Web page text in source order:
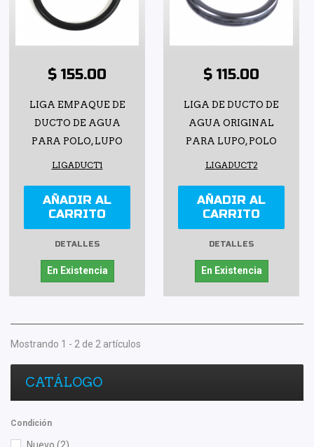
$ 155.00
LIGA EMPAQUE DE
DUCTO DE AGUA
PARA POLO, LUPO
LIGADUCT1
AÑADIR AL
CARRITO
DETALLES
En Existencia
$ 115.00
LIGA DE DUCTO DE
AGUA ORIGINAL
PARA LUPO, POLO
LIGADUCT2
AÑADIR AL
CARRITO
DETALLES
En Existencia
Mostrando 1 - 2 de 2 artículos
CATÁLOGO
Condición